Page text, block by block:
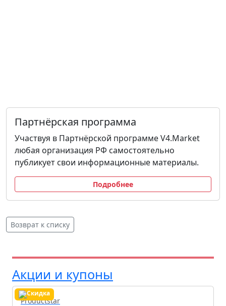
Партнёрская программа
Участвуя в Партнёрской программе V4.Market
любая организация РФ самостоятельно
публикует свои информационные материалы.
Подробнее
Возврат к списку
Акции и купоны
Productstar